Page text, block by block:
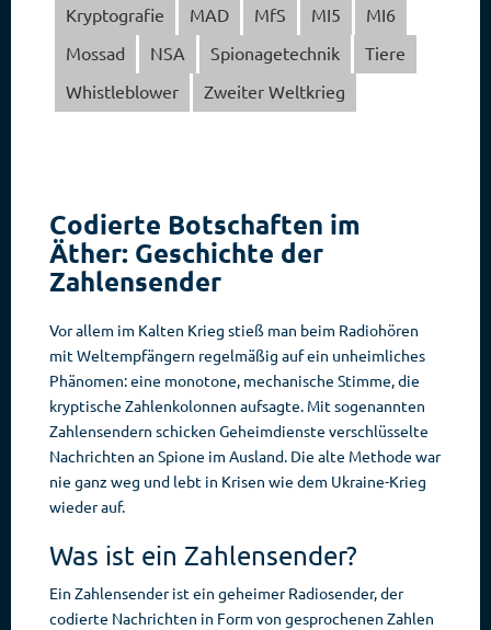
Kryptografie
MAD MfS MI5
MI6
Mossad
NSA Spionagetechnik
Tiere
Whistleblower
Zweiter Weltkrieg
Codierte Botschaften im
Äther: Geschichte der
Zahlensender
Vor allem im Kalten Krieg stieß man beim Radiohören
mit Weltempfängern regelmäßig auf ein unheimliches
Phänomen: eine monotone, mechanische Stimme, die
kryptische Zahlenkolonnen aufsagte. Mit sogenannten
Zahlensendern schicken Geheimdienste verschlüsselte
Nachrichten an Spione im Ausland. Die alte Methode war
nie ganz weg und lebt in Krisen wie dem Ukraine-Krieg
wieder auf.
Was ist ein Zahlensender?
Ein Zahlensender ist ein geheimer Radiosender, der
codierte Nachrichten in Form von gesprochenen Zahlen